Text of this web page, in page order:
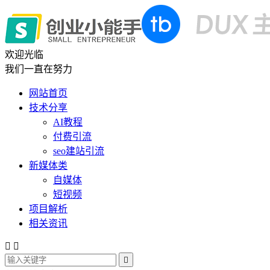
欢迎光临
我们一直在努力
网站首页
技术分享
AI教程
付费引流
seo建站引流
新媒体类
自媒体
短视频
项目解析
相关资讯
 
